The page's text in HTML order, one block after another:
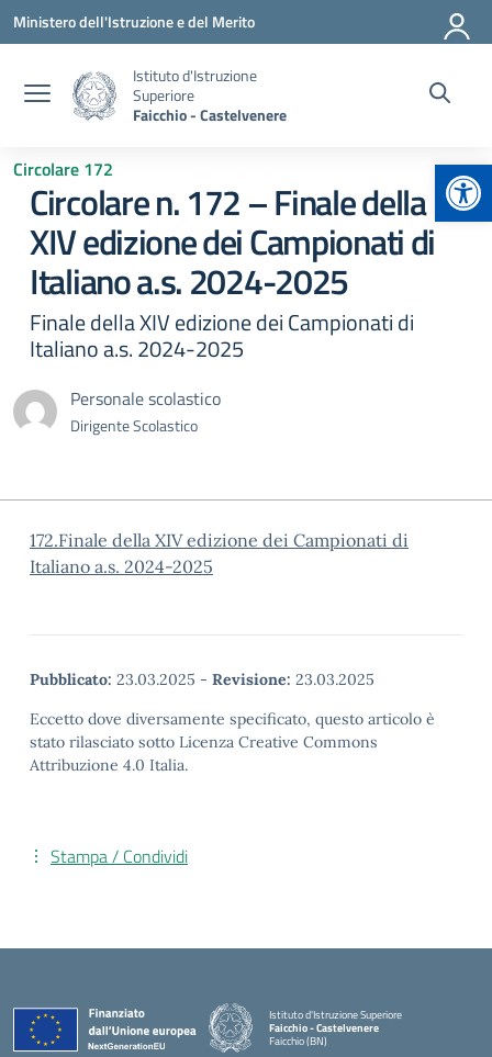
Vai ai contenuti
Vai al menu di navigazione
Vai al footer
Ministero dell'Istruzione e del Merito
Istituto d'Istruzione
Superiore
Faicchio - Castelvenere
Circolare 172
Circolare n. 172 – Finale della
XIV edizione dei Campionati di
Italiano a.s. 2024-2025
Finale della XIV edizione dei Campionati di
Italiano a.s. 2024-2025
Personale scolastico
Dirigente Scolastico
172.Finale della XIV edizione dei Campionati di
Italiano a.s. 2024-2025
Pubblicato: 23.03.2025 - Revisione: 23.03.2025
Eccetto dove diversamente specificato, questo articolo è
stato rilasciato sotto Licenza Creative Commons
Attribuzione 4.0 Italia.
Stampa / Condividi
Istituto d'Istruzione Superiore
Faicchio - Castelvenere
Faicchio (BN)